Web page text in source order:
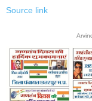
Source link